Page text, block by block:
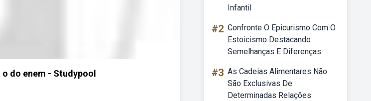
do enem - Studypool
Infantil
#2 Confronte O Epicurismo Com O
Estoicismo Destacando
Semelhanças E Diferenças
#3 As Cadeias Alimentares Não
São Exclusivas De
Determinadas Relações